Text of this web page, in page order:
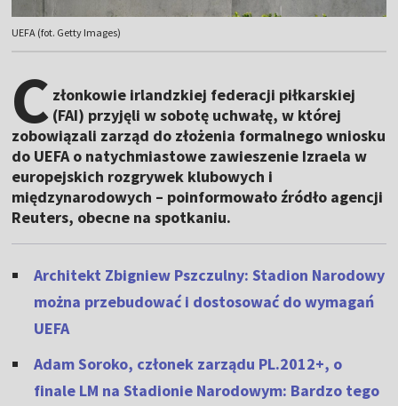
UEFA (fot. Getty Images)
C złonkowie irlandzkiej federacji piłkarskiej
(FAI) przyjęli w sobotę uchwałę, w której
zobowiązali zarząd do złożenia formalnego wniosku
do UEFA o natychmiastowe zawieszenie Izraela w
europejskich rozgrywek klubowych i
międzynarodowych – poinformowało źródło agencji
Reuters, obecne na spotkaniu.
Architekt Zbigniew Pszczulny: Stadion Narodowy
można przebudować i dostosować do wymagań
UEFA
Adam Soroko, członek zarządu PL.2012+, o
finale LM na Stadionie Narodowym: Bardzo tego